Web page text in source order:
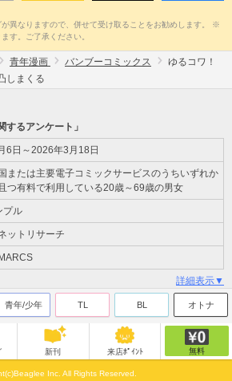
異なりますので、併せて受け取ることをお勧めします。 ※
す。ご了承ください。
青年漫画 バンブーコミックス
ゆるコワ！
しまくる
するアンケート」
6日～2026年3月18日
または主要電子コミックサービスのうちいずれか
つ有料で利用している20歳～69歳の男女
プル
ットリサーチ
詳細表示▼
青年/少年 TL BL オトナ
新刊 来店ﾎﾟｲﾝﾄ 無料
Inc. All Rights Reserved.